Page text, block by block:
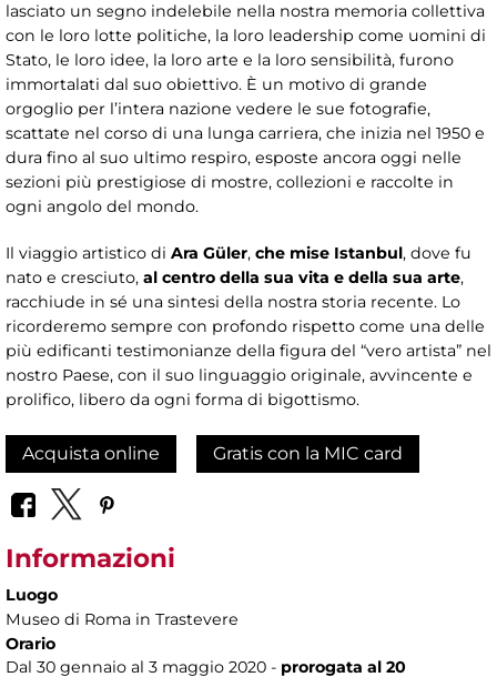
lasciato un segno indelebile nella nostra memoria collettiva
con le loro lotte politiche, la loro leadership come uomini di
Stato, le loro idee, la loro arte e la loro sensibilità, furono
immortalati dal suo obiettivo. È un motivo di grande
orgoglio per l’intera nazione vedere le sue fotografie,
scattate nel corso di una lunga carriera, che inizia nel 1950 e
dura fino al suo ultimo respiro, esposte ancora oggi nelle
sezioni più prestigiose di mostre, collezioni e raccolte in
ogni angolo del mondo.
Il viaggio artistico di Ara Güler, che mise Istanbul, dove fu
nato e cresciuto, al centro della sua vita e della sua arte,
racchiude in sé una sintesi della nostra storia recente. Lo
ricorderemo sempre con profondo rispetto come una delle
più edificanti testimonianze della figura del “vero artista” nel
nostro Paese, con il suo linguaggio originale, avvincente e
prolifico, libero da ogni forma di bigottismo.
Acquista online Gratis con la MIC card
Informazioni
Luogo
Museo di Roma in Trastevere
Orario
Dal 30 gennaio al 3 maggio 2020 - prorogata al 20